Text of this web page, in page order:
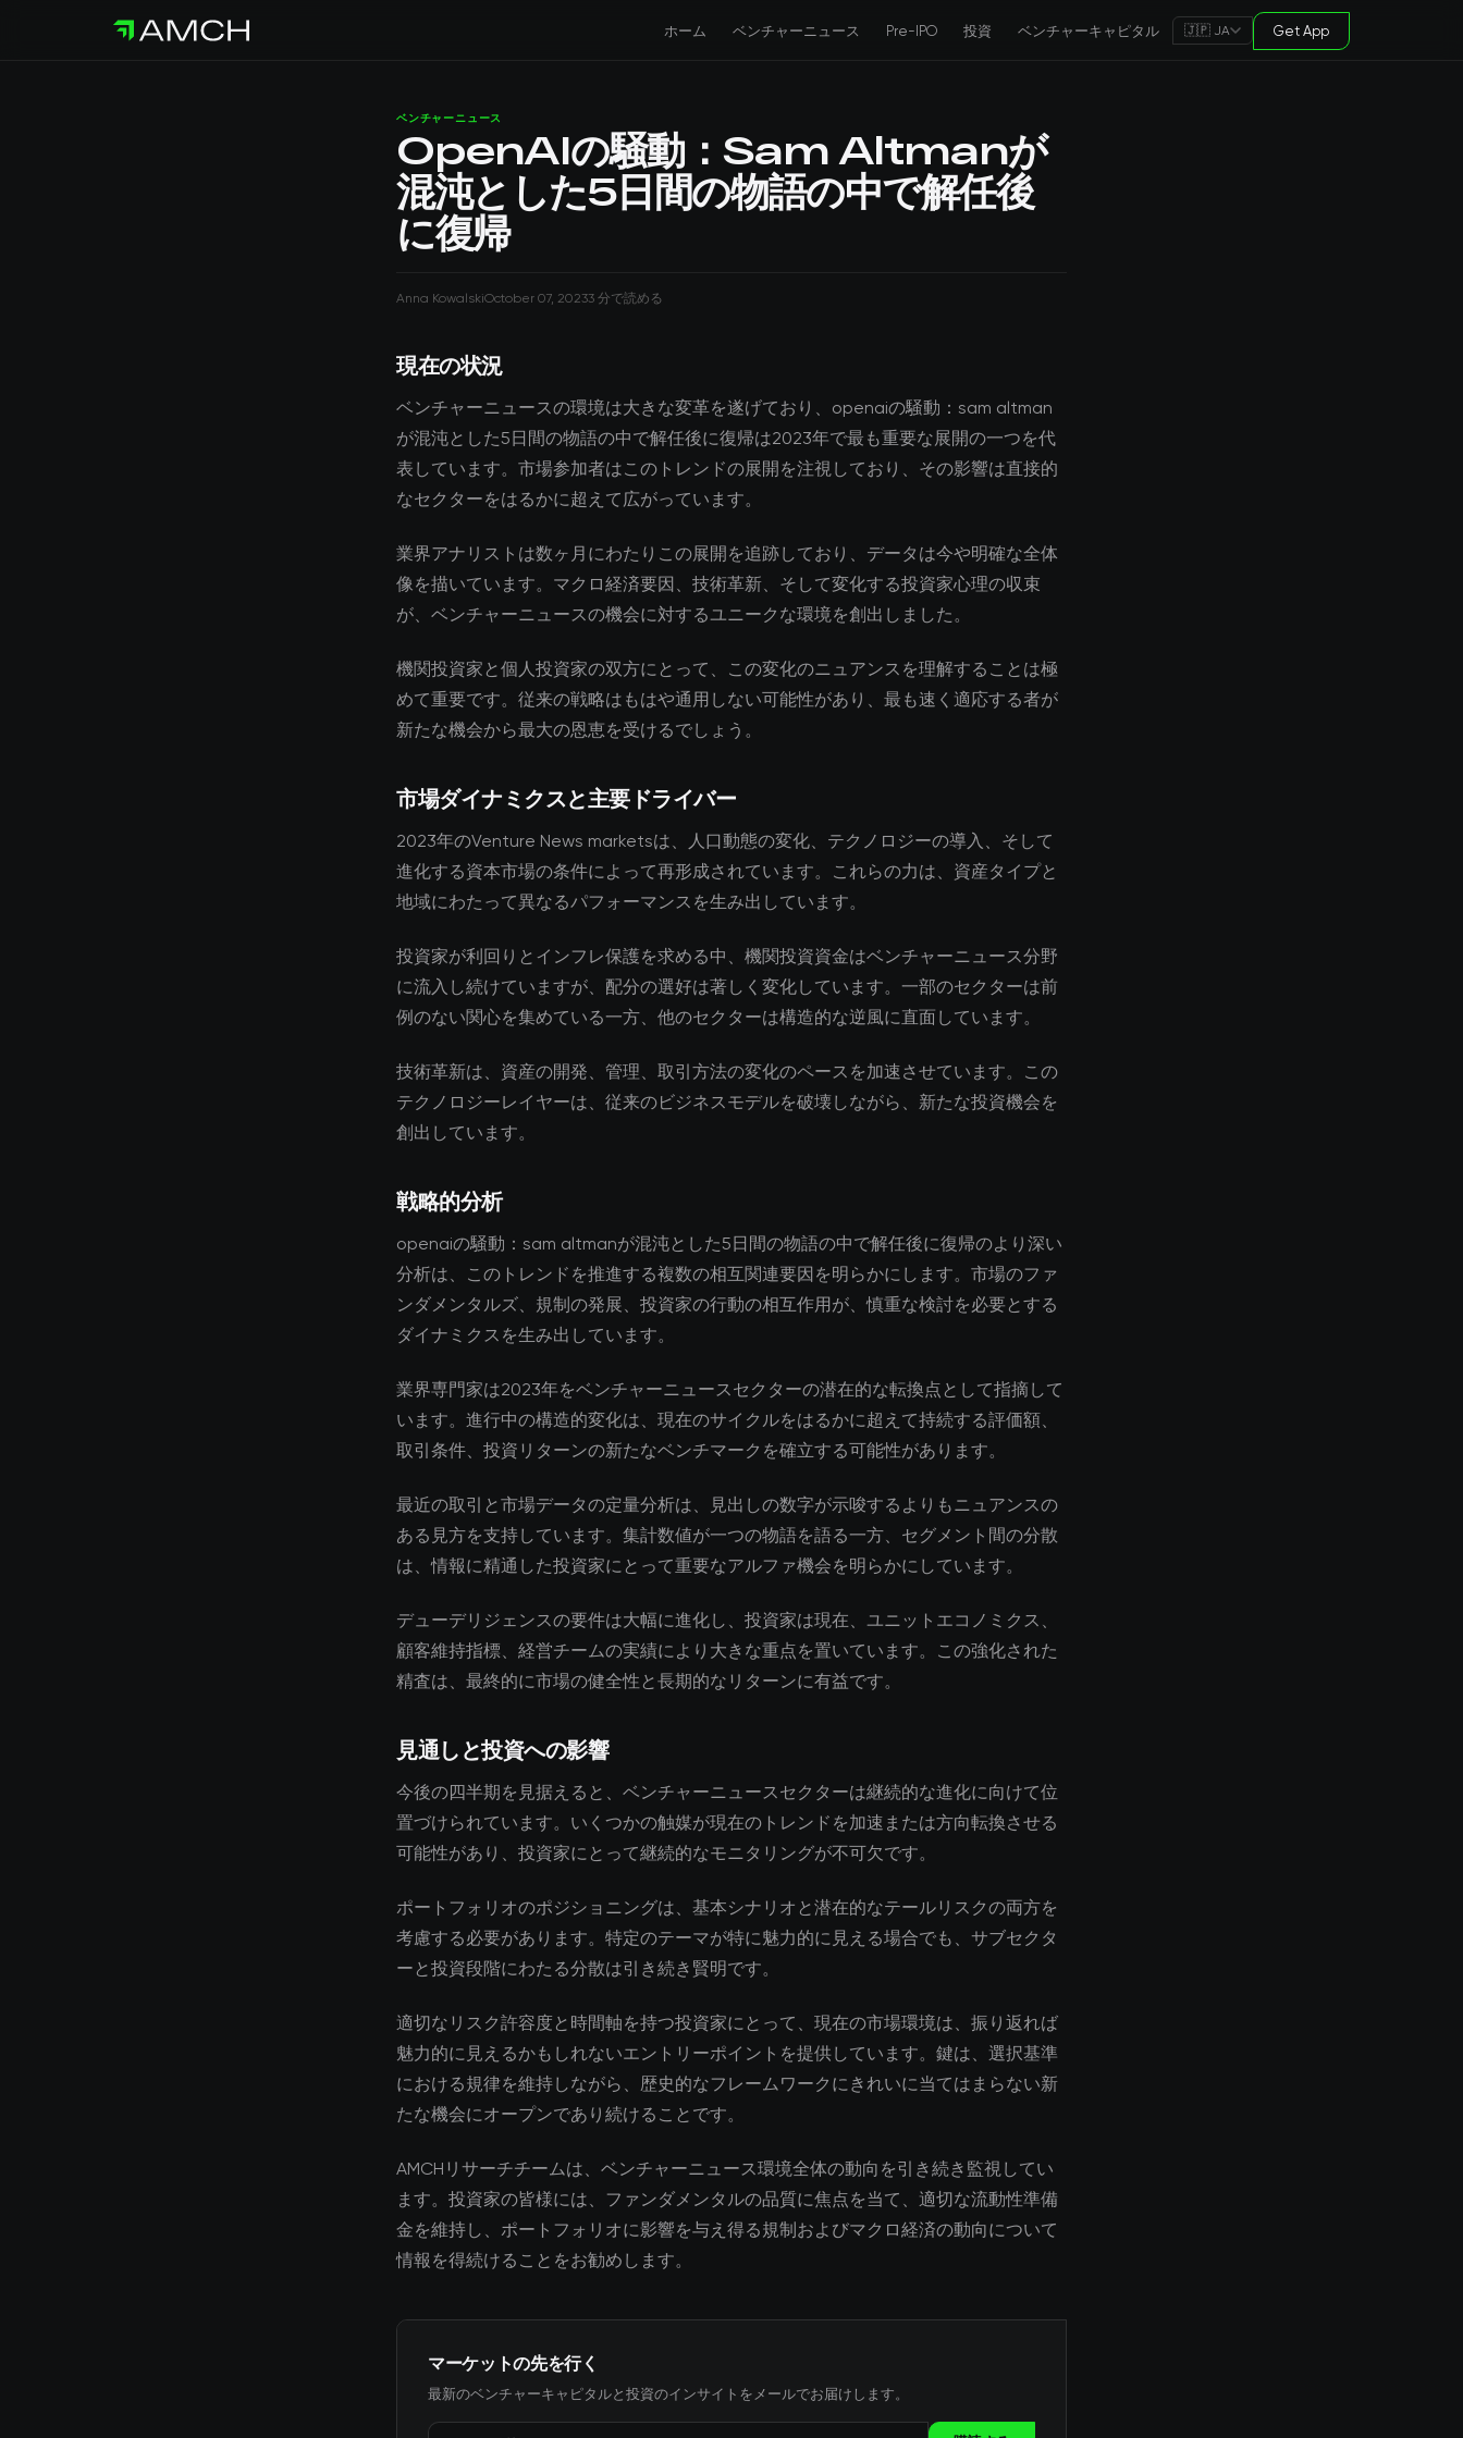
ホーム ベンチャーニュース Pre-IPO 投資 ベンチャーキャピタル 🇯🇵 JA Get App
ベンチャーニュース
OpenAIの騒動：Sam Altmanが
混沌とした5日間の物語の中で解任後
に復帰
Anna KowalskiOctober 07, 20233 分で読める
現在の状況
ベンチャーニュースの環境は大きな変革を遂げており、openaiの騒動：sam altman
が混沌とした5日間の物語の中で解任後に復帰は2023年で最も重要な展開の一つを代
表しています。市場参加者はこのトレンドの展開を注視しており、その影響は直接的
なセクターをはるかに超えて広がっています。
業界アナリストは数ヶ月にわたりこの展開を追跡しており、データは今や明確な全体
像を描いています。マクロ経済要因、技術革新、そして変化する投資家心理の収束
が、ベンチャーニュースの機会に対するユニークな環境を創出しました。
機関投資家と個人投資家の双方にとって、この変化のニュアンスを理解することは極
めて重要です。従来の戦略はもはや通用しない可能性があり、最も速く適応する者が
新たな機会から最大の恩恵を受けるでしょう。
市場ダイナミクスと主要ドライバー
2023年のVenture News marketsは、人口動態の変化、テクノロジーの導入、そして
進化する資本市場の条件によって再形成されています。これらの力は、資産タイプと
地域にわたって異なるパフォーマンスを生み出しています。
投資家が利回りとインフレ保護を求める中、機関投資資金はベンチャーニュース分野
に流入し続けていますが、配分の選好は著しく変化しています。一部のセクターは前
例のない関心を集めている一方、他のセクターは構造的な逆風に直面しています。
技術革新は、資産の開発、管理、取引方法の変化のペースを加速させています。この
テクノロジーレイヤーは、従来のビジネスモデルを破壊しながら、新たな投資機会を
創出しています。
戦略的分析
openaiの騒動：sam altmanが混沌とした5日間の物語の中で解任後に復帰のより深い
分析は、このトレンドを推進する複数の相互関連要因を明らかにします。市場のファ
ンダメンタルズ、規制の発展、投資家の行動の相互作用が、慎重な検討を必要とする
ダイナミクスを生み出しています。
業界専門家は2023年をベンチャーニュースセクターの潜在的な転換点として指摘して
います。進行中の構造的変化は、現在のサイクルをはるかに超えて持続する評価額、
取引条件、投資リターンの新たなベンチマークを確立する可能性があります。
最近の取引と市場データの定量分析は、見出しの数字が示唆するよりもニュアンスの
ある見方を支持しています。集計数値が一つの物語を語る一方、セグメント間の分散
は、情報に精通した投資家にとって重要なアルファ機会を明らかにしています。
デューデリジェンスの要件は大幅に進化し、投資家は現在、ユニットエコノミクス、
顧客維持指標、経営チームの実績により大きな重点を置いています。この強化された
精査は、最終的に市場の健全性と長期的なリターンに有益です。
見通しと投資への影響
今後の四半期を見据えると、ベンチャーニュースセクターは継続的な進化に向けて位
置づけられています。いくつかの触媒が現在のトレンドを加速または方向転換させる
可能性があり、投資家にとって継続的なモニタリングが不可欠です。
ポートフォリオのポジショニングは、基本シナリオと潜在的なテールリスクの両方を
考慮する必要があります。特定のテーマが特に魅力的に見える場合でも、サブセクタ
ーと投資段階にわたる分散は引き続き賢明です。
適切なリスク許容度と時間軸を持つ投資家にとって、現在の市場環境は、振り返れば
魅力的に見えるかもしれないエントリーポイントを提供しています。鍵は、選択基準
における規律を維持しながら、歴史的なフレームワークにきれいに当てはまらない新
たな機会にオープンであり続けることです。
AMCHリサーチチームは、ベンチャーニュース環境全体の動向を引き続き監視してい
ます。投資家の皆様には、ファンダメンタルの品質に焦点を当て、適切な流動性準備
金を維持し、ポートフォリオに影響を与え得る規制およびマクロ経済の動向について
情報を得続けることをお勧めします。
マーケットの先を行く
最新のベンチャーキャピタルと投資のインサイトをメールでお届けします。